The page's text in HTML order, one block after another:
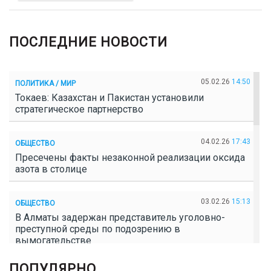
ПОСЛЕДНИЕ НОВОСТИ
ПОЛИТИКА / МИР 05.02.26 14:50
Токаев: Казахстан и Пакистан установили
стратегическое партнерство
ОБЩЕСТВО 04.02.26 17:43
Пресечены факты незаконной реализации оксида
азота в столице
ОБЩЕСТВО 03.02.26 15:13
В Алматы задержан представитель уголовно-
преступной среды по подозрению в
вымогательстве